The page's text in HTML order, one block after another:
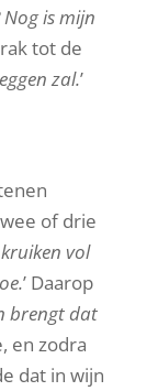
is mijn
tot de
zal.’
of drie
vol
’ Daarop
brengt dat
en zodra
dat in wijn